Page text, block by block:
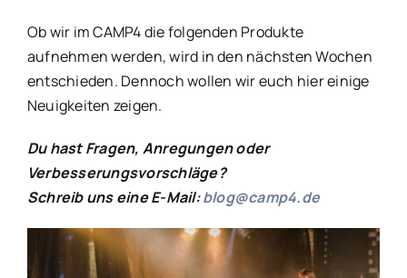
Ob wir im CAMP4 die folgenden Produkte
aufnehmen werden, wird in den nächsten Wochen
entschieden. Dennoch wollen wir euch hier einige
Neuigkeiten zeigen.
Du hast Fragen, Anregungen oder
Verbesserungsvorschläge?
Schreib uns eine E-Mail:blog@camp4.de